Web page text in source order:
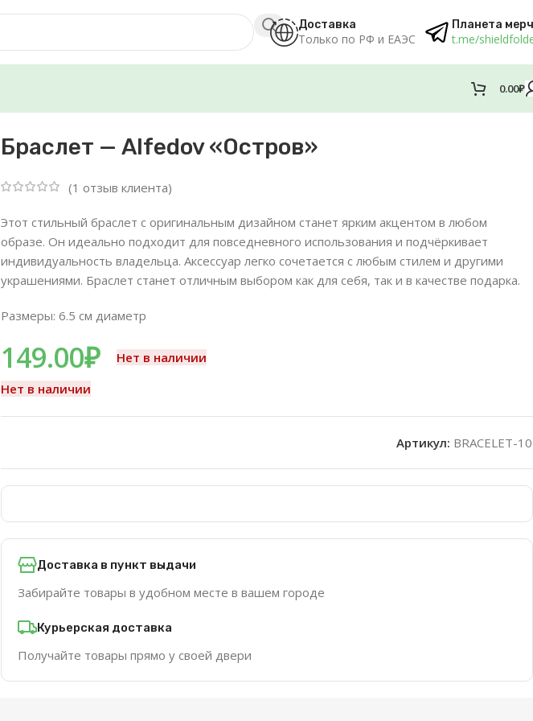
Доставка
Только по РФ и ЕАЭС
Планета
t.me/
0.00₽
Браслет — Alfedov «Остров»
(1 отзыв клиента)
Этот стильный браслет с оригинальным дизайном станет ярким акцентом в любом
образе. Он идеально подходит для повседневного использования и подчёркивает
индивидуальность владельца. Аксессуар легко сочетается с любым стилем и другими
украшениями. Браслет станет отличным выбором как для себя, так и в качестве подарка.
Размеры: 6.5 см диаметр
149.00₽
Нет в наличии
Нет в наличии
Артикул: BRACELET-10
Доставка в пункт выдачи
Забирайте товары в удобном месте в вашем городе
Курьерская доставка
Получайте товары прямо у своей двери